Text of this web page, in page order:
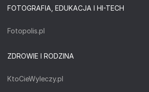
FOTOGRAFIA, EDUKACJA I HI-TECH
Fotopolis.pl
ZDROWIE I RODZINA
KtoCieWyleczy.pl